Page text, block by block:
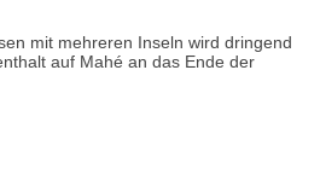
mit mehreren Inseln wird dringend
auf Mahé an das Ende der